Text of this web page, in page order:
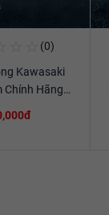
chi tiết
(0)
Kawasaki
Chính Hãng…